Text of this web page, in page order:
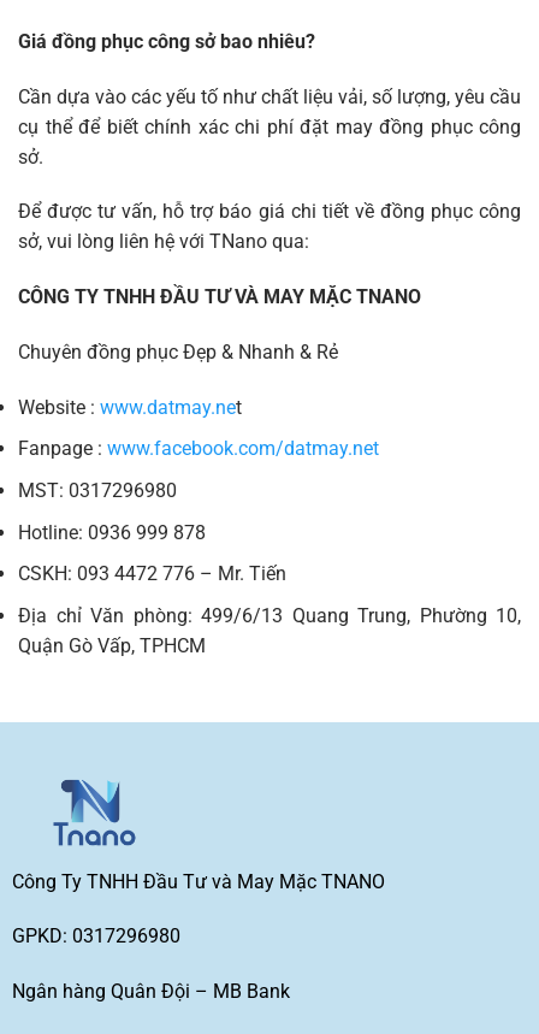
Giá đồng phục công sở bao nhiêu?
Cần dựa vào các yếu tố như chất liệu vải, số lượng, yêu cầu
cụ thể để biết chính xác chi phí đặt may đồng phục công
sở.
Để được tư vấn, hỗ trợ báo giá chi tiết về đồng phục công
sở, vui lòng liên hệ với TNano qua:
CÔNG TY TNHH ĐẦU TƯ VÀ MAY MẶC TNANO
Chuyên đồng phục Đẹp & Nhanh & Rẻ
Website : www.datmay.net
Fanpage : www.facebook.com/datmay.net
MST: 0317296980
Hotline: 0936 999 878
CSKH: 093 4472 776 – Mr. Tiến
Địa chỉ Văn phòng: 499/6/13 Quang Trung, Phường 10,
Quận Gò Vấp, TPHCM
Công Ty TNHH Đầu Tư và May Mặc TNANO
GPKD: 0317296980
Ngân hàng Quân Đội – MB Bank